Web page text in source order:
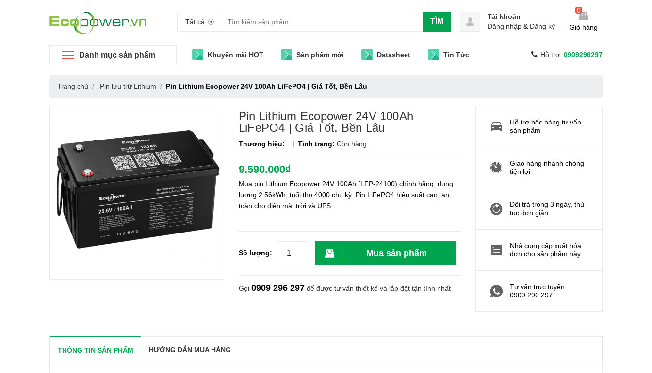
Tất cả TÌM
0
Giỏ hàng
Tài khoản
Đăng nhập & Đăng ký
Danh mục sản phẩm Khuyến mãi HOT Sản phẩm mới Datasheet Tin Tức Hỗ trợ: 0909296297
Trang chủ Pin lưu trữ Lithium Pin Lithium Ecopower 24V 100Ah LiFePO4 | Giá Tốt, Bền Lâu
Pin Lithium Ecopower 24V 100Ah
LiFePO4 | Giá Tốt, Bền Lâu
Thương hiệu: | Tình trạng: Còn hàng
9.590.000₫
Mua pin Lithium Ecopower 24V 100Ah (LFP-24100) chính hãng, dung
lượng 2.56kWh, tuổi thọ 4000 chu kỳ. Pin LiFePO4 hiệu suất cao, an
toàn cho điện mặt trời và UPS.
Số lượng: Mua sản phẩm
Gọi 0909 296 297 để được tư vấn thiết kế và lắp đặt tận tình nhất
Hỗ trợ bốc hàng tư vấn
sản phẩm
Giao hàng nhanh chóng
tiện lợi
Đổi trả trong 3 ngày, thủ
tục đơn giản.
Nhà cung cấp xuất hóa
đơn cho sản phẩm này.
Tư vấn trực tuyến
0909 296 297
THÔNG TIN SẢN PHẨM HƯỚNG DẪN MUA HÀNG